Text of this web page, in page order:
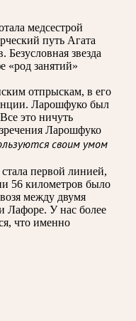
медсестрой
путь Агата
звезда
«род занятий»
отпрыскам, в его
Ларошфуко был
это ничуть
Ларошфуко
своим умом
первой линией,
56 километров было
между двумя
Лафоре. У нас более
что именно